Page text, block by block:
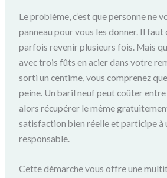
Le problème, c’est que personne ne
panneau pour vous les donner. Il faut
parfois revenir plusieurs fois. Mais
avec trois fûts en acier dans votre
sorti un centime, vous comprenez
peine. Un baril neuf peut coûter
alors récupérer le même
satisfaction bien réelle et participe à
responsable.
Cette démarche vous offre une